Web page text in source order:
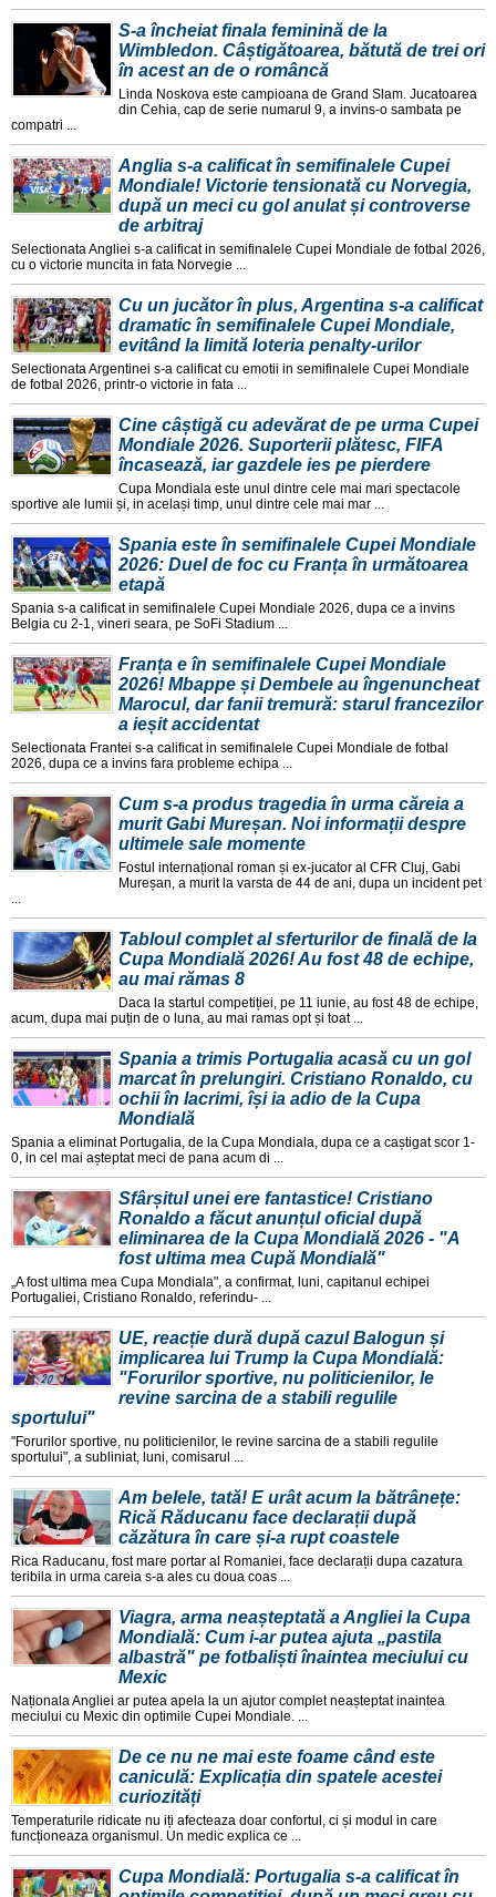
S-a încheiat finala feminină de la
Wimbledon. Câștigătoarea, bătută de trei ori
în acest an de o româncă
Linda Noskova este campioana de Grand Slam. Jucatoarea
din Cehia, cap de serie numarul 9, a invins-o sambata pe
compatri ...
Anglia s-a calificat în semifinalele Cupei
Mondiale! Victorie tensionată cu Norvegia,
după un meci cu gol anulat și controverse
de arbitraj
Selectionata Angliei s-a calificat in semifinalele Cupei Mondiale de fotbal 2026,
cu o victorie muncita in fata Norvegie ...
Cu un jucător în plus, Argentina s-a calificat
dramatic în semifinalele Cupei Mondiale,
evitând la limită loteria penalty-urilor
Selectionata Argentinei s-a calificat cu emotii in semifinalele Cupei Mondiale
de fotbal 2026, printr-o victorie in fata ...
Cine câștigă cu adevărat de pe urma Cupei
Mondiale 2026. Suporterii plătesc, FIFA
încasează, iar gazdele ies pe pierdere
Cupa Mondiala este unul dintre cele mai mari spectacole
sportive ale lumii și, in același timp, unul dintre cele mai mar ...
Spania este în semifinalele Cupei Mondiale
2026: Duel de foc cu Franța în următoarea
etapă
Spania s-a calificat in semifinalele Cupei Mondiale 2026, dupa ce a invins
Belgia cu 2-1, vineri seara, pe SoFi Stadium ...
Franța e în semifinalele Cupei Mondiale
2026! Mbappe și Dembele au îngenuncheat
Marocul, dar fanii tremură: starul francezilor
a ieșit accidentat
Selectionata Frantei s-a calificat in semifinalele Cupei Mondiale de fotbal
2026, dupa ce a invins fara probleme echipa ...
Cum s-a produs tragedia în urma căreia a
murit Gabi Mureșan. Noi informații despre
ultimele sale momente
Fostul internațional roman și ex-jucator al CFR Cluj, Gabi
Mureșan, a murit la varsta de 44 de ani, dupa un incident pet
...
Tabloul complet al sferturilor de finală de la
Cupa Mondială 2026! Au fost 48 de echipe,
au mai rămas 8
Daca la startul competiției, pe 11 iunie, au fost 48 de echipe,
acum, dupa mai puțin de o luna, au mai ramas opt și toat ...
Spania a trimis Portugalia acasă cu un gol
marcat în prelungiri. Cristiano Ronaldo, cu
ochii în lacrimi, își ia adio de la Cupa
Mondială
Spania a eliminat Portugalia, de la Cupa Mondiala, dupa ce a caștigat scor 1-
0, in cel mai așteptat meci de pana acum di ...
Sfârșitul unei ere fantastice! Cristiano
Ronaldo a făcut anunțul oficial după
eliminarea de la Cupa Mondială 2026 - "A
fost ultima mea Cupă Mondială"
„A fost ultima mea Cupa Mondiala", a confirmat, luni, capitanul echipei
Portugaliei, Cristiano Ronaldo, referindu- ...
UE, reacție dură după cazul Balogun și
implicarea lui Trump la Cupa Mondială:
"Forurilor sportive, nu politicienilor, le
revine sarcina de a stabili regulile
sportului"
"Forurilor sportive, nu politicienilor, le revine sarcina de a stabili regulile
sportului", a subliniat, luni, comisarul ...
Am belele, tată! E urât acum la bătrânețe:
Rică Răducanu face declarații după
căzătura în care și-a rupt coastele
Rica Raducanu, fost mare portar al Romaniei, face declarații dupa cazatura
teribila in urma careia s-a ales cu doua coas ...
Viagra, arma neașteptată a Angliei la Cupa
Mondială: Cum i-ar putea ajuta „pastila
albastră" pe fotbaliști înaintea meciului cu
Mexic
Naționala Angliei ar putea apela la un ajutor complet neașteptat inaintea
meciului cu Mexic din optimile Cupei Mondiale. ...
De ce nu ne mai este foame când este
caniculă: Explicația din spatele acestei
curiozități
Temperaturile ridicate nu iți afecteaza doar confortul, ci și modul in care
funcționeaza organismul. Un medic explica ce ...
Cupa Mondială: Portugalia s-a calificat în